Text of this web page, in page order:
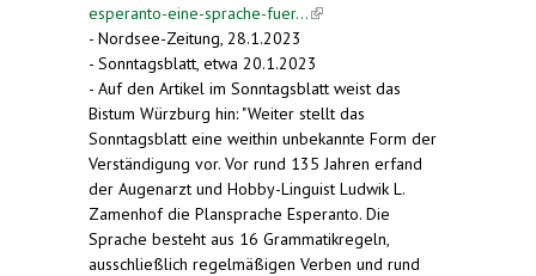
esperanto-eine-sprache-fuer...(link is external)
- Nordsee-Zeitung, 28.1.2023
- Sonntagsblatt, etwa 20.1.2023
- Auf den Artikel im Sonntagsblatt weist das
Bistum Würzburg hin: "Weiter stellt das
Sonntagsblatt eine weithin unbekannte Form der
Verständigung vor. Vor rund 135 Jahren erfand
der Augenarzt und Hobby-Linguist Ludwik L.
Zamenhof die Plansprache Esperanto. Die
Sprache besteht aus 16 Grammatikregeln,
ausschließlich regelmäßigen Verben und rund